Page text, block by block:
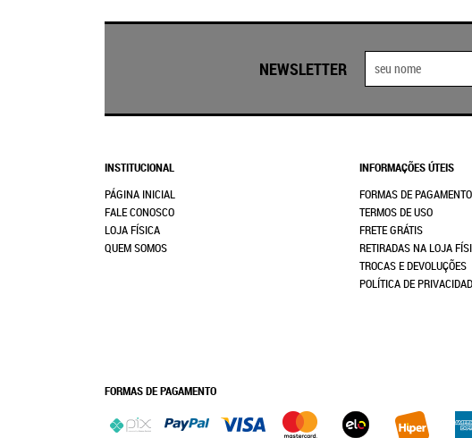
NEWSLETTER
INSTITUCIONAL
PÁGINA INICIAL
FALE CONOSCO
LOJA FÍSICA
QUEM SOMOS
INFORMAÇÕES ÚTEIS
FORMAS DE PAGAMENTO
TERMOS DE USO
FRETE GRÁTIS
RETIRADAS NA LOJA
TROCAS E DEVOLUÇÕES
POLÍTICA DE
FORMAS DE PAGAMENTO